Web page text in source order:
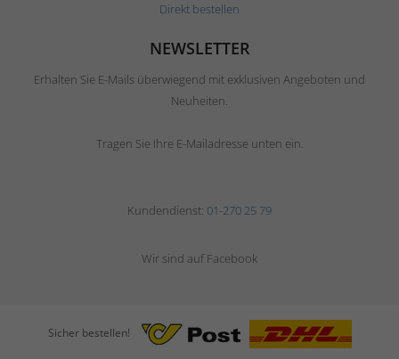
Direkt bestellen
NEWSLETTER
Erhalten Sie E-Mails überwiegend mit exklusiven Angeboten und
Neuheiten.
Tragen Sie Ihre E-Mailadresse unten ein.
Kundendienst: 01-270 25 79
Wir sind auf Facebook
Sicher bestellen!